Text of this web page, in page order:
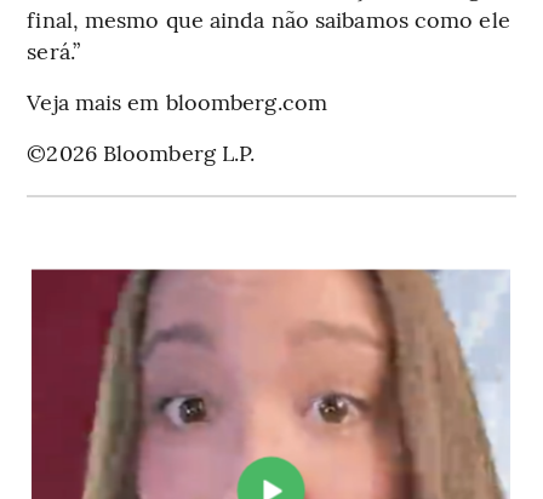
final, mesmo que ainda não saibamos como ele
será.”
Veja mais em bloomberg.com
©2026 Bloomberg L.P.